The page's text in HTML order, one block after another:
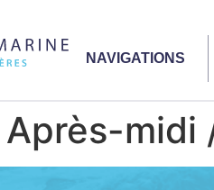
NAVIGATIONS
midi